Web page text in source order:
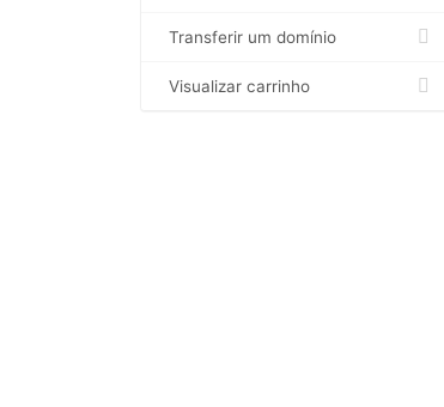
Transferir um domínio
Visualizar carrinho